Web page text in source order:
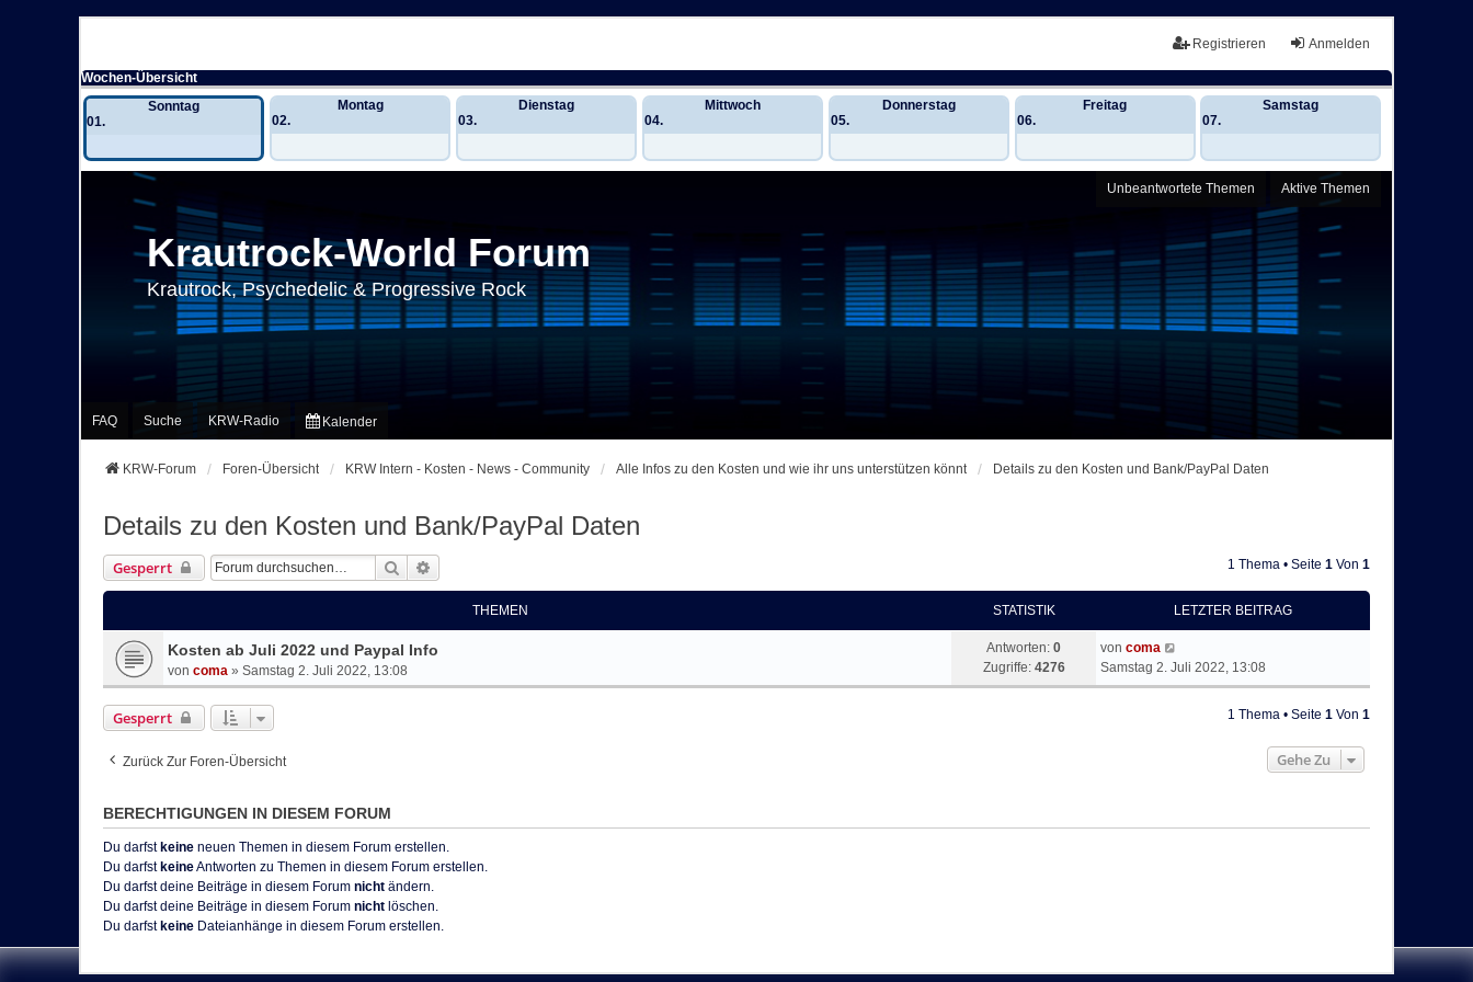
Anmelden
Registrieren
Wochen-Übersicht
Sonntag
01.
Montag
02.
Dienstag
03.
Mittwoch
04.
Donnerstag
05.
Freitag
06.
Samstag
07.
Unbeantwortete Themen Aktive Themen
Krautrock-World Forum
Krautrock, Psychedelic & Progressive Rock
FAQ Suche KRW-Radio Kalender
KRW-Forum Foren-Übersicht KRW Intern - Kosten - News - Community Alle Infos zu den Kosten und wie ihr uns unterstützen könnt Details zu den Kosten und Bank/PayPal Daten
Details zu den Kosten und Bank/PayPal Daten
Gesperrt Suche 1 Thema • Seite 1 Von 1
THEMEN STATISTIK LETZTER BEITRAG
Kosten ab Juli 2022 und Paypal Info
von coma » Samstag 2. Juli 2022, 13:08
Antworten: 0
Zugriffe: 4276
von coma
Samstag 2. Juli 2022, 13:08
Gesperrt 1 Thema • Seite 1 Von 1
Zurück Zur Foren-Übersicht Gehe Zu
BERECHTIGUNGEN IN DIESEM FORUM
Du darfst keine neuen Themen in diesem Forum erstellen.
Du darfst keineAntworten zu Themen in diesem Forum erstellen.
Du darfst deine Beiträge in diesem Forum nicht ändern.
Du darfst deine Beiträge in diesem Forum nicht löschen.
Du darfst keine Dateianhänge in diesem Forum erstellen.